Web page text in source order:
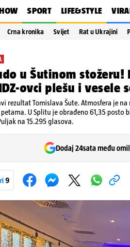
SPORT LIFE&STYLE
Crna kronika Svijet Rat u Ukrajini
u Šutinom
ovci plešu i vesele
rezultat Tomislava Šute. Atmosfera je
U Splitu je obrađeno 61,35 posto
na 15.295 glasova.
Dodaj 24sata među
9